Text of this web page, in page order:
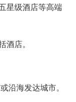
星级酒店等高端
店。
沿海发达城市。